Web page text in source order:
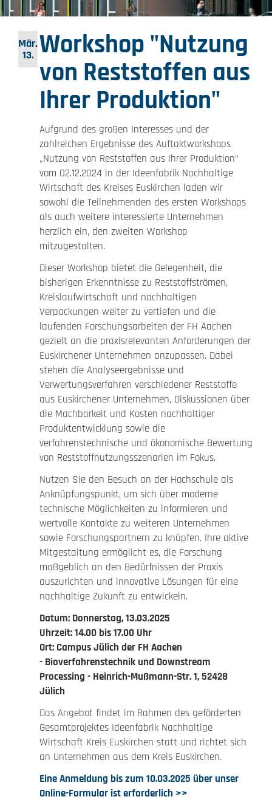
Mär.
13. Workshop "Nutzung
von Reststoffen aus
Ihrer Produktion"
Aufgrund des großen Interesses und der
zahlreichen Ergebnisse des Auftaktworkshops
„Nutzung von Reststoffen aus Ihrer Produktion“
vom 02.12.2024 in der Ideenfabrik Nachhaltige
Wirtschaft des Kreises Euskirchen laden wir
sowohl die Teilnehmenden des ersten Workshops
als auch weitere interessierte Unternehmen
herzlich ein, den zweiten Workshop
mitzugestalten.
Dieser Workshop bietet die Gelegenheit, die
bisherigen Erkenntnisse zu Reststoffströmen,
Kreislaufwirtschaft und nachhaltigen
Verpackungen weiter zu vertiefen und die
laufenden Forschungsarbeiten der FH Aachen
gezielt an die praxisrelevanten Anforderungen der
Euskirchener Unternehmen anzupassen. Dabei
stehen die Analyseergebnisse und
Verwertungsverfahren verschiedener Reststoffe
aus Euskirchener Unternehmen, Diskussionen über
die Machbarkeit und Kosten nachhaltiger
Produktentwicklung sowie die
verfahrenstechnische und ökonomische Bewertung
von Reststoffnutzungsszenarien im Fokus.
Nutzen Sie den Besuch an der Hochschule als
Anknüpfungspunkt, um sich über moderne
technische Möglichkeiten zu informieren und
wertvolle Kontakte zu weiteren Unternehmen
sowie Forschungspartnern zu knüpfen. Ihre aktive
Mitgestaltung ermöglicht es, die Forschung
maßgeblich an den Bedürfnissen der Praxis
auszurichten und innovative Lösungen für eine
nachhaltige Zukunft zu entwickeln.
Datum: Donnerstag, 13.03.2025
Uhrzeit: 14.00 bis 17.00 Uhr
Ort: Campus Jülich der FH Aachen
- Bioverfahrenstechnik und Downstream
Processing - Heinrich-Mußmann-Str. 1, 52428
Jülich
Das Angebot findet im Rahmen des geförderten
Gesamtprojektes Ideenfabrik Nachhaltige
Wirtschaft Kreis Euskirchen statt und richtet sich
an Unternehmen aus dem Kreis Euskirchen.
Eine Anmeldung bis zum 10.03.2025 über unser
Online-Formular ist erforderlich >>